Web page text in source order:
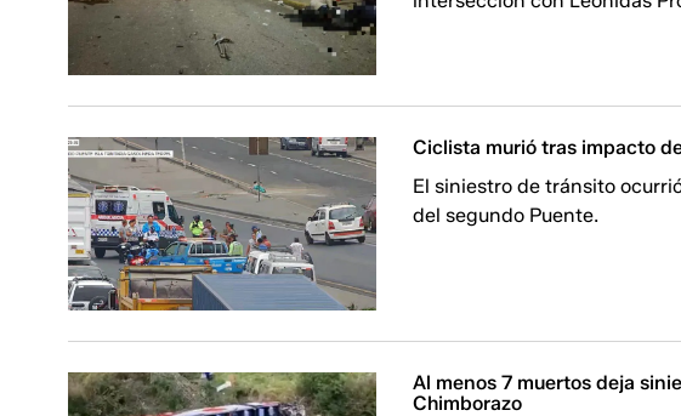
Ciclista murió tras impacto
El siniestro de tránsito
del segundo Puente.
Al menos 7 muertos deja
Chimborazo